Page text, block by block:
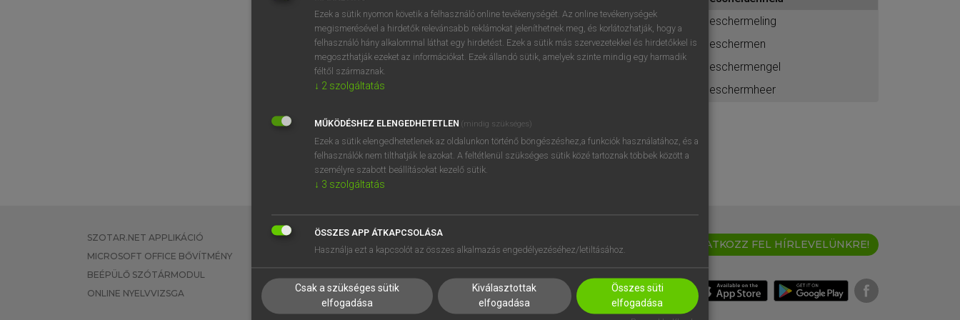
BELÉPÉS
próbaverziójának elindításához
regisztrálok ésbelépek.
REGISZTRÁCIÓ
beschermeling
beschermen
beschermengel
beschermheer
SZOTAR.NET APPLIKÁCIÓ
MICROSOFT OFFICE BŐVÍTMÉNY
BEÉPÜLŐ SZÓTÁRMODUL
ONLINE NYELVVIZSGA
EGYÉNI FELHASZNÁLÓKNAK
TANULÓKNAK
VÁLLALATI MEGOLDÁSOK
SÚGÓ
RÓLUNK
SÜTI BEÁLLÍTÁSOK
IRATKOZZ FEL HÍRLEVELÜNKRE!
Ezek a sütik nyomon követik a felhasználó online tevékenységét. Az online tevékenységek
megismerésével a hirdetők relevánsabb reklámokat jeleníthetnek meg, és korlátozhatják, hogy a
felhasználó hány alkalommal láthat egy hirdetést. Ezek a sütik más szervezetekkel és hirdetőkkel is
megoszthatják ezeket az információkat. Ezek állandó sütik, amelyek szinte mindig egy harmadik
féltől származnak.
↓ 2 szolgáltatás
MŰKÖDÉSHEZ ELENGEDHETETLEN (mindig szükséges)
Ezek a sütik elengedhetetlenek az oldalunkon történő böngészéshez,a funkciók használatához, és a
felhasználók nem tilthatják le azokat. A feltétlenül szükséges sütik közé tartoznak többek között a
személyre szabott beállításokat kezelő sütik.
↓ 3 szolgáltatás
ÖSSZES APP ÁTKAPCSOLÁSA
Használja ezt a kapcsolót az összes alkalmazás engedélyezéséhez/letiltásához.
Csak a szükséges sütik
elfogadása
Kiválasztottak
elfogadása
Összes süti
elfogadása